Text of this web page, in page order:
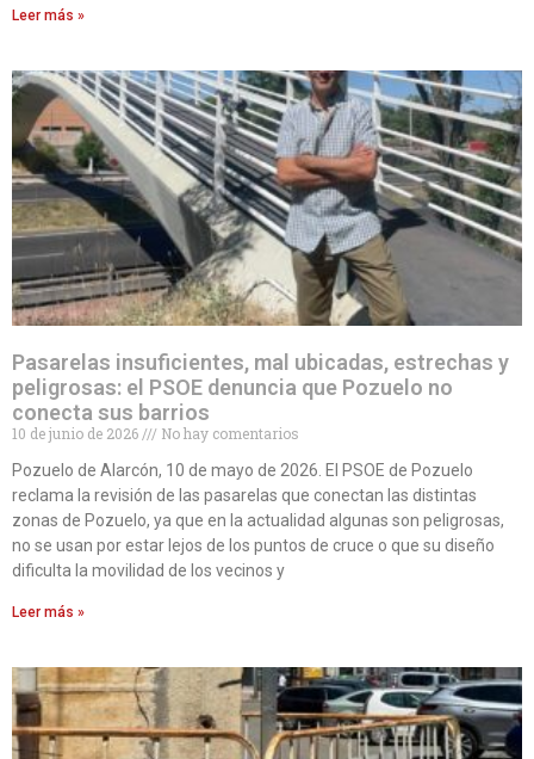
Leer más »
Pasarelas insuficientes, mal ubicadas, estrechas y
peligrosas: el PSOE denuncia que Pozuelo no
conecta sus barrios
10 de junio de 2026
No hay comentarios
Pozuelo de Alarcón, 10 de mayo de 2026. El PSOE de Pozuelo
reclama la revisión de las pasarelas que conectan las distintas
zonas de Pozuelo, ya que en la actualidad algunas son peligrosas,
no se usan por estar lejos de los puntos de cruce o que su diseño
dificulta la movilidad de los vecinos y
Leer más »